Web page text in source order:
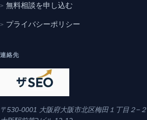
無料相談を申し込む
プライバシーポリシー
連絡先
〒530-0001 大阪府大阪市北区梅田１丁目２−２